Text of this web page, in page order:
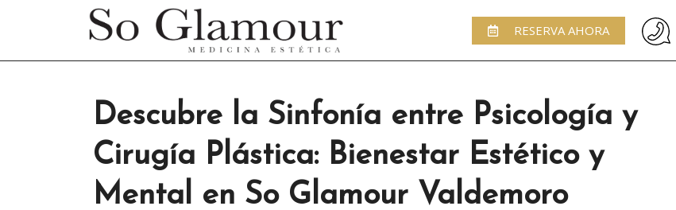
RESERVA AHORA
Descubre la Sinfonía entre Psicología y
Cirugía Plástica: Bienestar Estético y
Mental en So Glamour Valdemoro